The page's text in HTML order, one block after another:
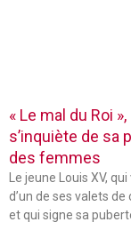
« Le mal du Roi
s’inquiète de sa
des femmes
Le jeune Louis XV,
d’un de ses valets
et qui signe sa